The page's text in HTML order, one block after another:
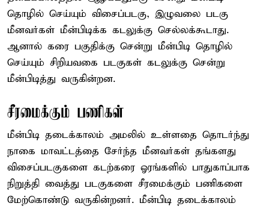
தொழில் செய்யும் விசைப்படகு, இழுவலை படகு
மீனவர்கள் மீன்பிடிக்க கடலுக்கு செல்லக்கூடாது.
ஆனால் கரை பகுதிக்கு சென்று மீன்பிடி தொழில்
செய்யும் சிறியவகை படகுகள் கடலுக்கு சென்று
மீன்பிடித்து வருகின்றன.
சீரமைக்கும் பணிகள்
மீன்பிடி தடைக்காலம் அமலில் உள்ளதை தொடர்ந்து
நாகை மாவட்டத்தை சேர்ந்த மீனவர்கள் தங்களது
விசைப்படகுகளை கடற்கரை ஓரங்களில் பாதுகாப்பாக
நிறுத்தி வைத்து படகுகளை சீரமைக்கும் பணிகளை
மேற்கொண்டு வருகின்றனர். மீன்பிடி தடைக்காலம்